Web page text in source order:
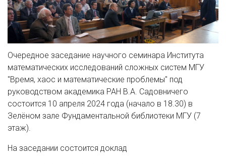
Очередное заседание научного семинара Института
математических исследований сложных систем МГУ
"Время, хаос и математические проблемы" под
руководством академика РАН В.А. Садовничего
состоится 10 апреля 2024 года (начало в 18.30) в
Зелёном зале Фундаментальной библиотеки МГУ (7
этаж).
На заседании состоится доклад